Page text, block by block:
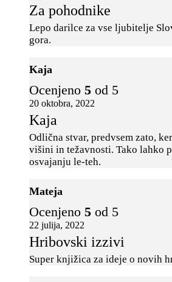
Za pohodnike
Lepo darilce za vse ljubitelje
gora.
Kaja
Ocenjeno 5 od 5
20 oktobra, 2022
Kaja
Odlična stvar, predvsem zato,
višini in težavnosti. Tako lahko
osvajanju le-teh.
Mateja
Ocenjeno 5 od 5
22 julija, 2022
Hribovski izzivi
Super knjižica za ideje o novih